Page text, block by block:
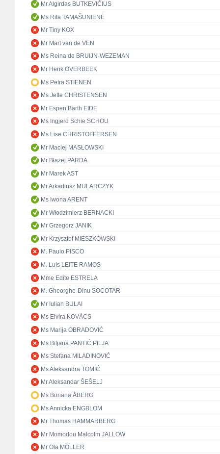
Mr Algirdas BUTKEVIČIUS
Ms Rita TAMAŠUNIENĖ
Mr Tiny KOX
Mr Mart van de VEN
Ms Reina de BRUIJN-WEZEMAN
Mr Henk OVERBEEK
Ms Petra STIENEN
Ms Jette CHRISTENSEN
Mr Espen Barth EIDE
Ms Ingjerd Schie SCHOU
Ms Lise CHRISTOFFERSEN
Mr Maciej MASŁOWSKI
Mr Błażej PARDA
Mr Marek AST
Mr Arkadiusz MULARCZYK
Ms Iwona ARENT
Mr Włodzimierz BERNACKI
Mr Grzegorz JANIK
Mr Krzysztof MIESZKOWSKI
M. Paulo PISCO
M. Luís LEITE RAMOS
Mme Edite ESTRELA
M. Gheorghe-Dinu SOCOTAR
Mr Iulian BULAI
Ms Elvira KOVÁCS
Ms Marija OBRADOVIĆ
Ms Biljana PANTIĆ PILJA
Ms Stefana MILADINOVIĆ
Ms Aleksandra TOMIĆ
Mr Aleksandar ŠEŠELJ
Ms Boriana ÅBERG
Ms Annicka ENGBLOM
Mr Thomas HAMMARBERG
Mr Momodou Malcolm JALLOW
Mr Ola MÖLLER